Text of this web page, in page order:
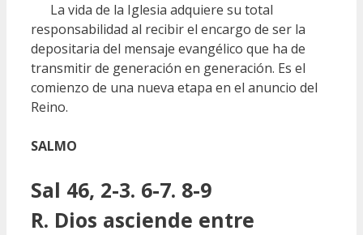
La vida de la Iglesia adquiere su total
responsabilidad al recibir el encargo de ser la
depositaria del mensaje evangélico que ha de
transmitir de generación en generación. Es el
comienzo de una nueva etapa en el anuncio del
Reino.
SALMO
Sal 46, 2-3. 6-7. 8-9
R. Dios asciende entre